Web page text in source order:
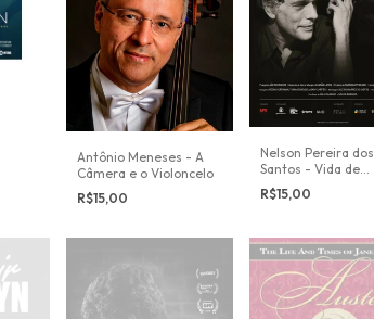
Antônio Meneses - A
Câmera e o Violoncelo
R$15,00
Nelson Pereira dos
Santos - Vida de
Cinema
R$15,00